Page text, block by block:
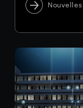
Nouvelles
SEGRO
Park
Grand
Union